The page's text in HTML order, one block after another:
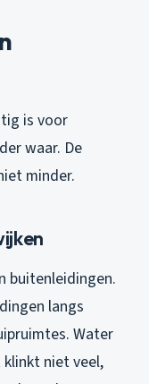
is voor
waar. De
minder.
buitenleidingen.
langs
Water
niet veel,